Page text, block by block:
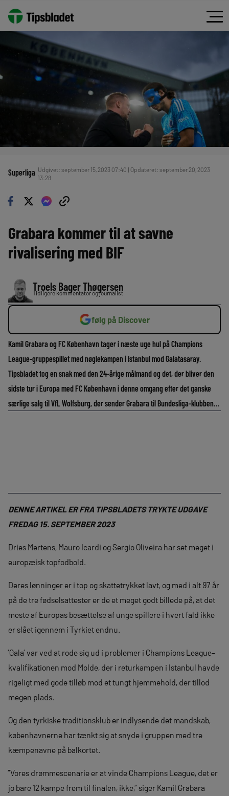
Superliga Udgivet: september 15, 2023 07:40 | Opdateret: september 20, 2023
13:28
Grabara kommer til at savne
rivalisering med BIF
Troels Bager Thøgersen
Tidligere kommentator og journalist
følg på Discover
Kamil Grabara og FC København tager i næste uge hul på Champions
League-gruppespillet med nøglekampen i Istanbul mod Galatasaray.
Tipsbladet tog en snak med den 24-årige målmand og det, der bliver den
sidste tur i Europa med FC København i denne omgang efter det ganske
særlige salg til VfL Wolfsburg, der sender Grabara til Bundesliga-klubben…
DENNE ARTIKEL ER FRA TIPSBLADETS TRYKTE UDGAVE
FREDAG 15. SEPTEMBER 2023
Dries Mertens, Mauro Icardi og Sergio Oliveira har set meget i
europæisk topfodbold.
Deres lønninger er i top og skattetrykket lavt, og med i alt 97 år
på de tre fødselsattester er de et meget godt billede på, at det
meste af Europas besættelse af unge spillere i hvert fald ikke
er slået igennem i Tyrkiet endnu.
’Gala’ var ved at rode sig ud i problemer i Champions League-
kvalifikationen mod Molde, der i returkampen i Istanbul havde
rigeligt med gode tilløb mod et tungt hjemmehold, der tillod
megen plads.
Og den tyrkiske traditionsklub er indlysende det mandskab,
københavnerne har tænkt sig at snyde i gruppen med tre
kæmpenavne på balkortet.
”Vores drømmescenarie er at vinde Champions League, det er
jo bare 12 kampe frem til finalen, ikke,” siger Kamil Grabara